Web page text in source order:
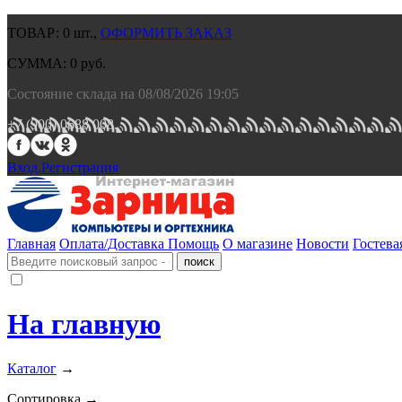
ТОВАР: 0 шт., ОФОРМИТЬ ЗАКАЗ
СУММА: 0 руб.
Состояние склада на 08/08/2026 19:05
+7 (900) 0688 008.
Вход.Регистрация
Главная Оплата/Доставка Помощь О магазине Новости
На главную
Каталог →
Сортировка →